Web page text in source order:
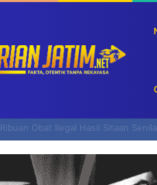
Bulog Siapkan Pengalihan